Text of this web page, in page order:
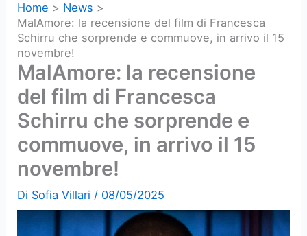
Home
News
MalAmore: la recensione del film di Francesca
Schirru che sorprende e commuove, in arrivo il 15
novembre!
MalAmore: la recensione
del film di Francesca
Schirru che sorprende e
commuove, in arrivo il 15
novembre!
Di Sofia Villari / 08/05/2025